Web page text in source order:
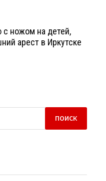
с ножом на детей,
арест в Иркутске